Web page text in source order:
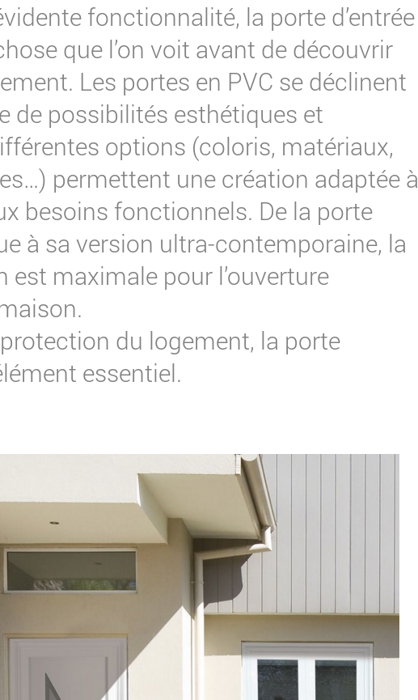
fonctionnalité, la porte d’entrée
que l’on voit avant de découvrir
Les portes en PVC se déclinent
de possibilités esthétiques et
options (coloris, matériaux,
permettent une création adaptée à
besoins fonctionnels. De la porte
à sa version ultra-contemporaine, la
est maximale pour l’ouverture
du logement, la porte
essentiel.